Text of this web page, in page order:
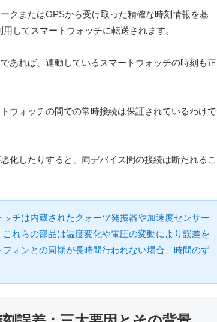
クまたはGPSから受け取った精確な時刻情報を基
してスマートウォッチに転送されます。
あれば、連動しているスマートウォッチの時刻も正
ウォッチの間での常時接続は保証されているわけで
化したりすると、両デバイス間の接続は断たれるこ
チは内蔵されたクォーツ発振器や加速度センサー
れらの部品は温度変化や電圧の変動により誤差を
ォンとの同期が長時間行われない場合、時間のず